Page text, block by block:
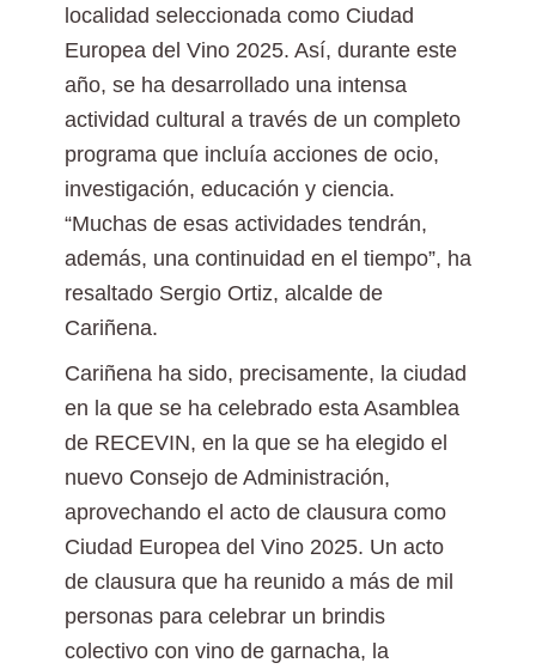
localidad seleccionada como Ciudad
Europea del Vino 2025. Así, durante este
año, se ha desarrollado una intensa
actividad cultural a través de un completo
programa que incluía acciones de ocio,
investigación, educación y ciencia.
“Muchas de esas actividades tendrán,
además, una continuidad en el tiempo”, ha
resaltado Sergio Ortiz, alcalde de
Cariñena.
Cariñena ha sido, precisamente, la ciudad
en la que se ha celebrado esta Asamblea
de RECEVIN, en la que se ha elegido el
nuevo Consejo de Administración,
aprovechando el acto de clausura como
Ciudad Europea del Vino 2025. Un acto
de clausura que ha reunido a más de mil
personas para celebrar un brindis
colectivo con vino de garnacha, la